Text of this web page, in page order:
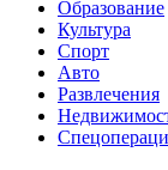
Образование
Культура
Спорт
Авто
Развлечения